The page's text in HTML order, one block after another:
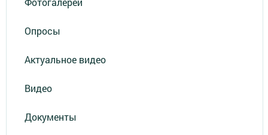
Опросы
Актуальное видео
Видео
Документы